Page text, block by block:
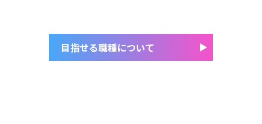
目指せる職種について